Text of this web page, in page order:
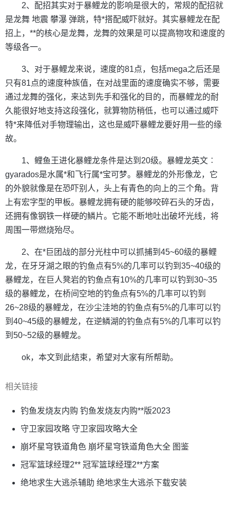
2、配招其实对于暴鲤龙的影响是很大的，常规的配招就
是龙舞 地震 攀瀑 弹跳，特*搭配威吓就好。其实暴鲤龙在配
招上，**的核心是龙舞，龙舞的效果是可以提高物攻和速度的
等级各一。
3、对于暴鲤龙来说，速度的81点，包括mega之后还是
只有81点的速度种族值，在对战里面的速度确实不够，需要
通过龙舞的强化，来达到先手和强化的目的，而暴鲤龙的耐
久能很好地支持这段强化，就算物防稍低，也可以通过威吓
特*来降低对手物理输出，这也是威吓暴鲤龙要好用一些的缘
故。
1、鲤鱼王进化暴鲤龙条件是达到20级。暴鲤龙英文︰
gyarados是水属*和飞行属*宝可梦。暴鲤龙的外形像龙，它
的外貌就像是在恐吓别人，头上有青色的向上的三个角。背
上有宏字型的甲板。暴鲤龙拥有硬的能够咬碎石头的牙齿，
还拥有像钢铁一样硬的鳞片。它能不断地吐出破坏光线，将
周围一带燃烧殆尽。
2、在*巨团战的部分光柱中可以抓捕到45~60级的暴鲤
龙，在牙牙湖之眼的钓鱼点有5%的几率可以钓到35~40级的
暴鲤龙，在巨人凳岩的钓鱼点有10%的几率可以钓到30~35
级的暴鲤龙，在桥间空地的钓鱼点有5%的几率可以钓到
26~28级的暴鲤龙，在沙尘洼地的钓鱼点有5%的几率可以钓
到40~45级的暴鲤龙，在逆鳞湖的钓鱼点有5%的几率可以钓
到50~52级的暴鲤龙。
ok，本文到此结束，希望对大家有所帮助。
相关链接
钓鱼发烧友内购 钓鱼发烧友内购**版2023
守卫家园攻略 守卫家园攻略大全
崩坏星穹铁道角色 崩坏星穹铁道角色大全 图鉴
冠军篮球经理2** 冠军篮球经理2**方案
绝地求生大逃杀辅助 绝地求生大逃杀下载安装